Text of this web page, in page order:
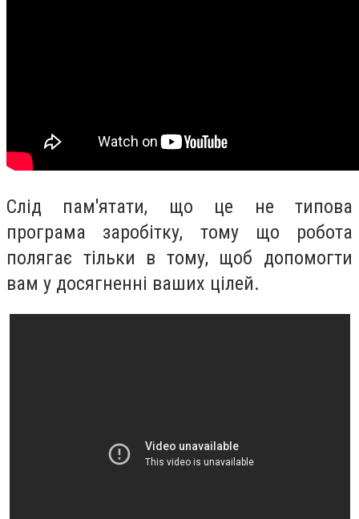
Слід пам'ятати, що це не типова
програма заробітку, тому що робота
полягає тільки в тому, щоб допомогти
вам у досягненні ваших цілей.